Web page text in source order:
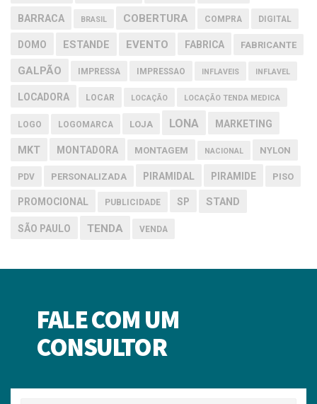
BARRACA BRASIL COBERTURA COMPRA DIGITAL
DOMO ESTANDE EVENTO FABRICA FABRICANTE
GALPÃO IMPRESSA IMPRESSAO INFLAVEIS INFLAVEL
LOCADORA LOCAR LOCAÇÃO LOCAÇÃO TENDA MEDICA
LOGO LOGOMARCA LOJA LONA MARKETING
MKT MONTADORA MONTAGEM NACIONAL NYLON
PDV PERSONALIZADA PIRAMIDAL PIRAMIDE PISO
PROMOCIONAL PUBLICIDADE SP STAND
SÃO PAULO TENDA VENDA
FALE COM UM
CONSULTOR